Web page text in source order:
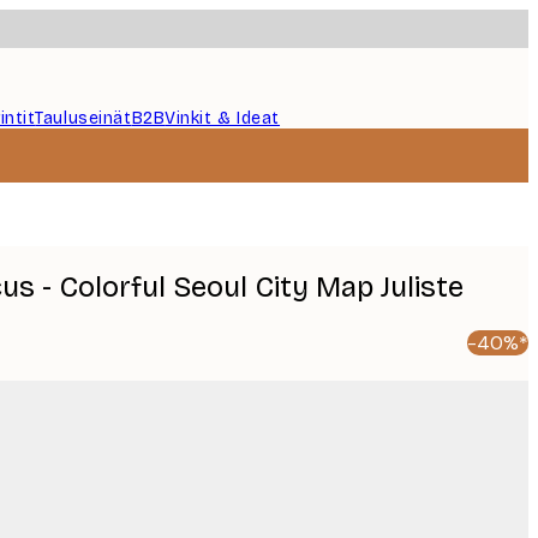
TauluseinätB2BVinkit & Ideat
- Colorful Seoul City Map Juliste
-40%*